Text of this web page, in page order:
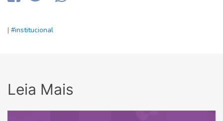
| #institucional
Leia Mais